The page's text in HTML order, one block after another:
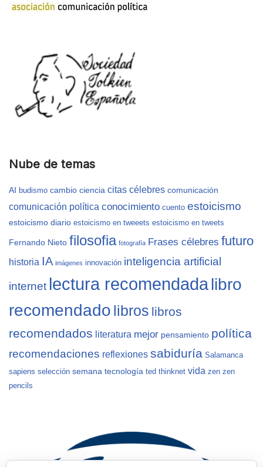
Nube de temas
AI budismo cambio ciencia citas célebres comunicación
comunicación política conocimiento cuento estoicismo
estoicismo diario estoicismo en tweeets estoicismo en tweets
Fernando Nieto filosofia fotografía Frases célebres futuro
historia IA imágenes innovación inteligencia artificial
internet lectura recomendadalibro
recomendado libros libros
recomendados literatura mejor pensamiento política
recomendaciones reflexiones sabiduría Salamanca
sapiens selección semana tecnología ted thinknet vida zen zen
pencils